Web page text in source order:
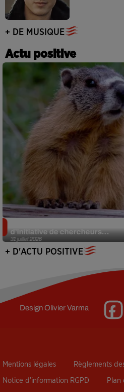
+ DE MUSIQUE
Actu positive
31 juillet 2026
d’initiative de chercheurs...
+ D'ACTU POSITIVE
DesignOlivier Varma
Mentions légales Règlements
Notice d’information RGPD Plan